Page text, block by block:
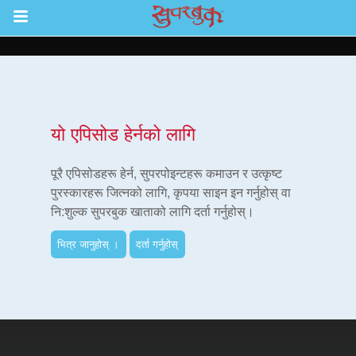
Return to Content
सुपरबुक बाइबल एप
यो एपिसोड हेर्नको लागि
पूरै एपिसोडहरू हेर्न, सुपरपोइन्टहरू कमाउन र उत्कृष्ट
पुरस्कारहरू जित्नको लागि, कृपया साइन इन गर्नुहोस् वा
नि:शुल्क सुपरबुक खाताको लागि दर्ता गर्नुहोस्।
भित्र जानुहोस् । दर्ता गर्नुहोस्